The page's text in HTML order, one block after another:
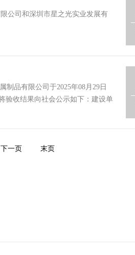
公司和深圳市星之光实业发展有
品有限公司于2025年08月29日
验收结果向社会公示如下：建设单
下一页 末页